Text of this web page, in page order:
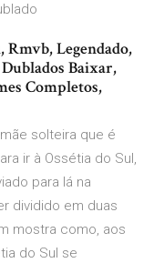
Legendado,
Baixar,
Completos,
solteira que é
ir à Ossétia do Sul,
para lá na
dividido em duas
mostra como, aos
do Sul se